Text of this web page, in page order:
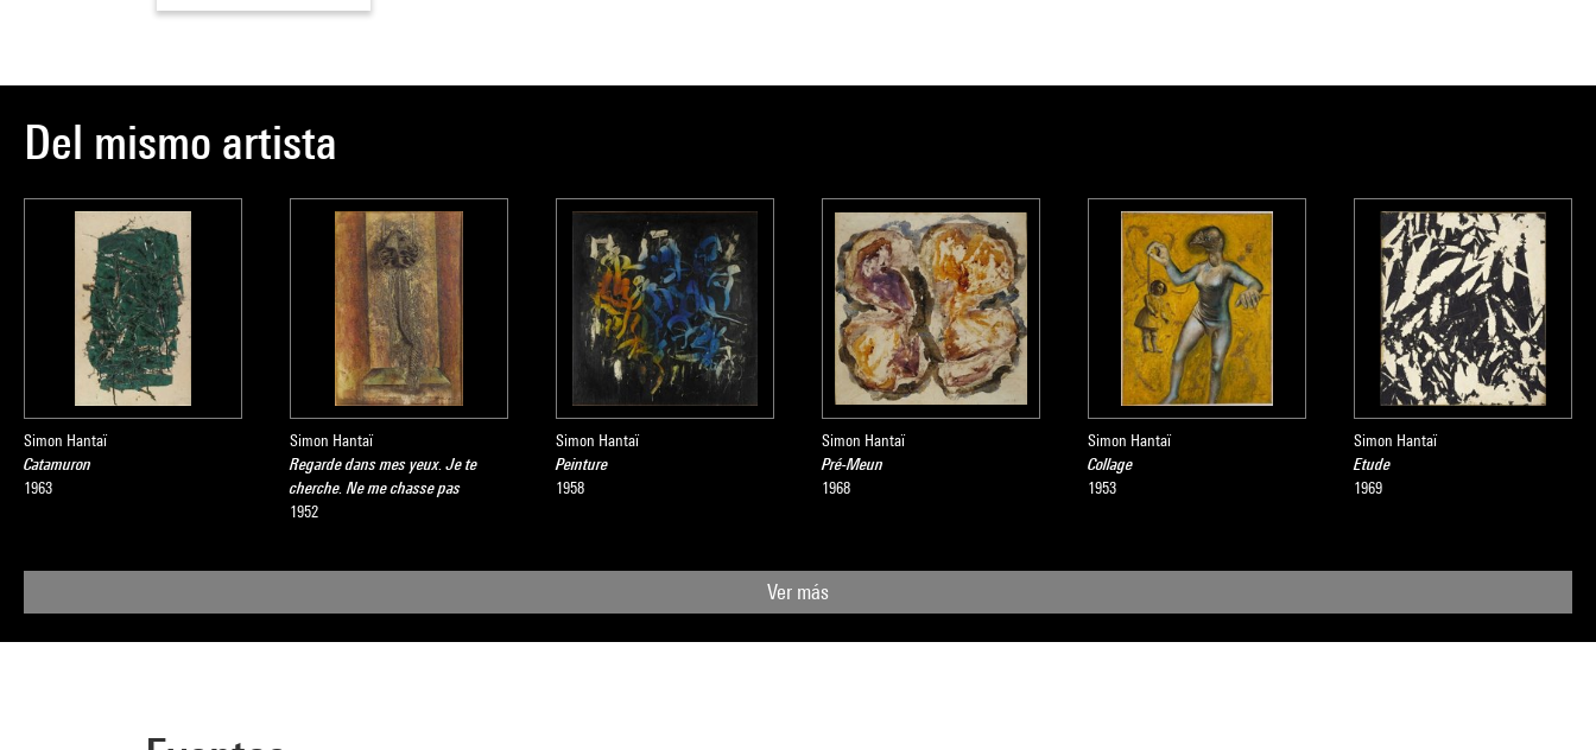
Del mismo artista
Simon Hantaï
Catamuron
1963
Simon Hantaï
Regarde dans mes yeux. Je te
cherche. Ne me chasse pas
1952
Simon Hantaï
Peinture
1958
Simon Hantaï
Pré-Meun
1968
Simon Hantaï
Collage
1953
Simon Hantaï
Etude
1969
Ver más